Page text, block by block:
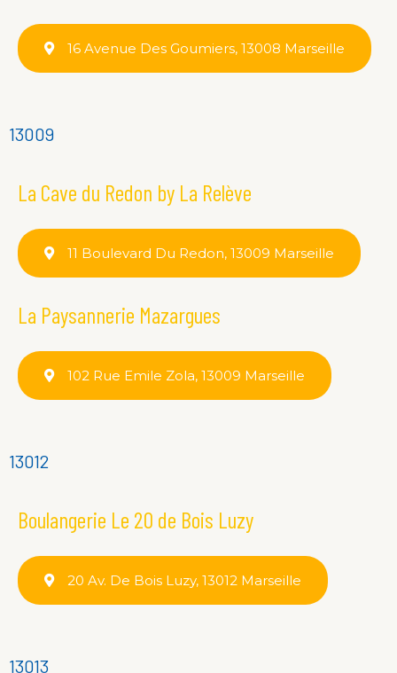
16 Avenue Des Goumiers, 13008 Marseille
13009
La Cave du Redon by La Relève
11 Boulevard Du Redon, 13009 Marseille
La Paysannerie Mazargues
102 Rue Emile Zola, 13009 Marseille
13012
Boulangerie Le 20 de Bois Luzy
20 Av. De Bois Luzy, 13012 Marseille
13013